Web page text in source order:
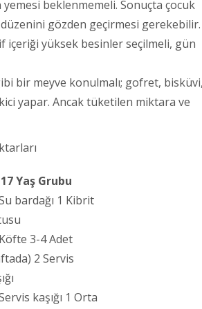
beklenmemeli. Sonuçta çocuk
gözden geçirmesi gerekebilir.
içeriği yüksek besinler seçilmeli, gün
bir meyve konulmalı; gofret,
yapar. Ancak tüketilen miktara ve
Yaş Grubu
bardağı 1 Kibrit
3-4 Adet
2 Servis
kaşığı 1 Orta